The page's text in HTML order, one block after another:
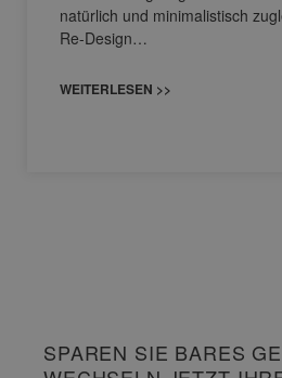
natürlich und minimalistisch
Re-Design…
WEITERLESEN >>
SPAREN SIE BARES